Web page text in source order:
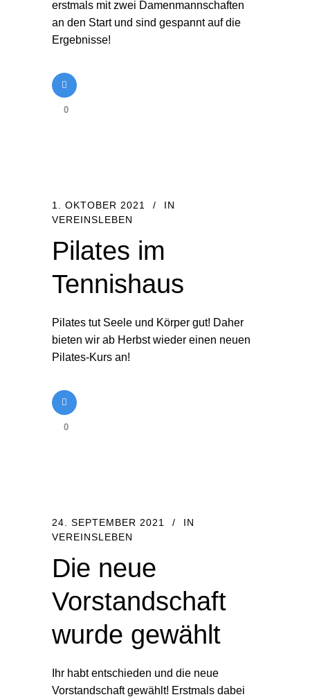
erstmals mit zwei Damenmannschaften
an den Start und sind gespannt auf die
Ergebnisse!
0
1. OKTOBER 2021
IN
VEREINSLEBEN
Pilates im
Tennishaus
Pilates tut Seele und Körper gut! Daher
bieten wir ab Herbst wieder einen neuen
Pilates-Kurs an!
0
24. SEPTEMBER 2021
IN
VEREINSLEBEN
Die neue
Vorstandschaft
wurde gewählt
Ihr habt entschieden und die neue
Vorstandschaft gewählt! Erstmals dabei